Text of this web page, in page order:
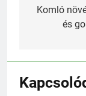
Komló
és